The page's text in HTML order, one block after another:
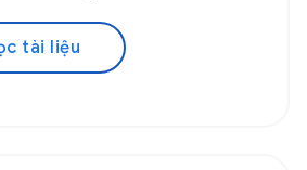
tài liệu